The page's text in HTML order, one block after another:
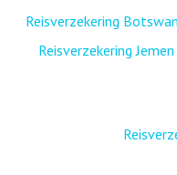
Reisverzekering
Reisverzekering Jemen